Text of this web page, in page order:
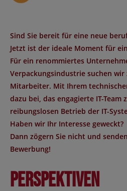
Sind Sie bereit für eine neue
Jetzt ist der ideale Moment für
Für ein renommiertes
Verpackungsindustrie suchen
Mitarbeiter. Mit Ihrem
dazu bei, das engagierte IT-
reibungslosen Betrieb der IT-
Haben wir Ihr Interesse geweckt?
Dann zögern Sie nicht und
Bewerbung!
Perspektiven